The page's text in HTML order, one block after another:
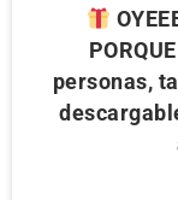
personas,